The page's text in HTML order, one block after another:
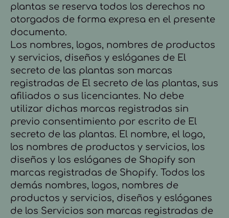
plantas se reserva todos los derechos no
otorgados de forma expresa en el presente
documento.
Los nombres, logos, nombres de productos
y servicios, diseños y eslóganes de El
secreto de las plantas son marcas
registradas de El secreto de las plantas, sus
afiliados o sus licenciantes. No debe
utilizar dichas marcas registradas sin
previo consentimiento por escrito de El
secreto de las plantas. El nombre, el logo,
los nombres de productos y servicios, los
diseños y los eslóganes de Shopify son
marcas registradas de Shopify. Todos los
demás nombres, logos, nombres de
productos y servicios, diseños y eslóganes
de los Servicios son marcas registradas de